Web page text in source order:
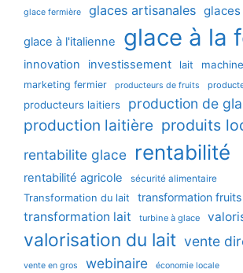
glace fermière glaces artisanales
glace à l'italienne glace à la
innovation investissement lait
marketing fermier producteurs de fruits
producteurs laitiers production de
production laitière produits
rentabilite glace rentabilité
rentabilité agricole sécurité alimentaire
Transformation du lait transformation fruits
transformation lait turbine à glace
valorisation du lait vente
vente en gros webinaire économie locale